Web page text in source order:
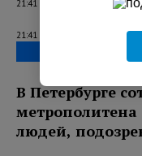
21:41 10.08.2026
21:41 10.08.2026
В Петербурге
людей,